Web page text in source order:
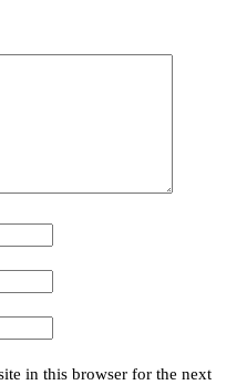
in this browser for the next